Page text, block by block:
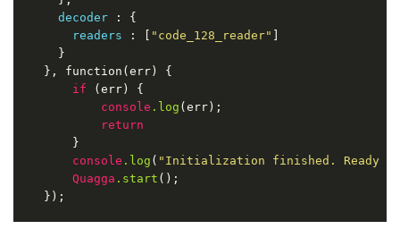
decoder
: {
readers
: [ "code_128_reader"
    }
  }, function(err) {
if (err) {
console .log (err);
return
      }
console .log ( "Initialization finished. Ready
Quagga .start ();
  });